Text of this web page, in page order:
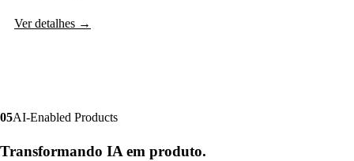
Ver detalhes →
05AI-Enabled Products
Transformando IA em produto.